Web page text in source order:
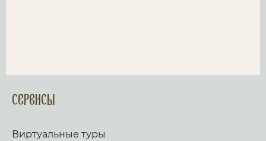
Сервисы
Виртуальные туры